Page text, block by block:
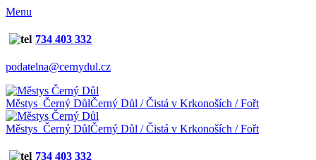
Menu
734 403 332
podatelna@cernydul.cz
Městys Černý DůlČerný Důl / Čistá v Krkonoších / Fořt
Městys Černý DůlČerný Důl / Čistá v Krkonoších / Fořt
734 403 332